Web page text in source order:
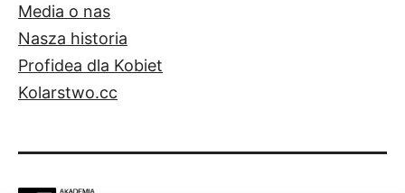
Media o nas
Nasza historia
Profidea dla Kobiet
Kolarstwo.cc